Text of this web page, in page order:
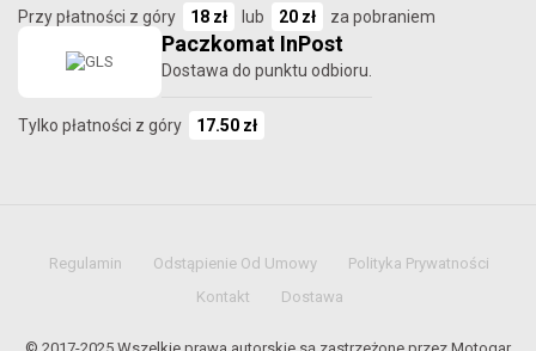
Przy płatności z góry 18 zł lub 20 zł za pobraniem
Paczkomat InPost
Dostawa do punktu odbioru.
Tylko płatności z góry 17.50 zł
Regulamin Odstąpienie Od Umowy
Polityka Prywatności
Kontakt
Dostawa